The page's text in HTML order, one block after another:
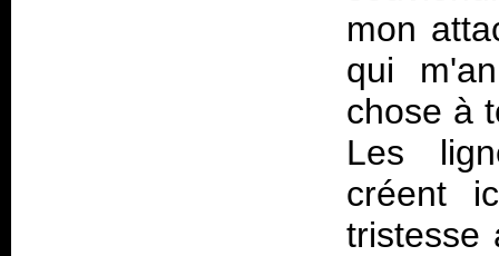
mon
qui
chose à
Les
créent
tristesse